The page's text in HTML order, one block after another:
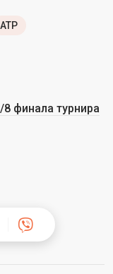
ATP
финала турнира